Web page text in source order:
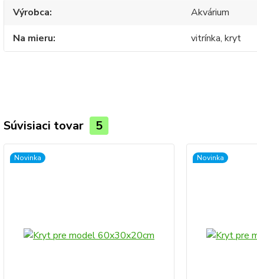
Výrobca
Akvárium
Na mieru
vitrínka, kryt
Súvisiaci tovar 5
Novinka Novinka